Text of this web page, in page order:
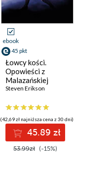
ebook
45 pkt
Łowcy kości.
Opowieści z
Malazańskiej
Księgi Poległych.
Steven Erikson
(42,69 zł najniższa cena z 30 dni)
45.89 zł
53.99zł (-15%)